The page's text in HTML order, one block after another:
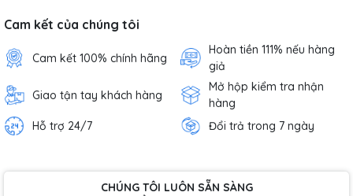
Cam kết của chúng tôi
Cam kết 100% chính hãng
Hoàn tiền 111% nếu hàng
giả
Giao tận tay khách hàng
Mở hộp kiểm tra nhận
hàng
Hỗ trợ 24/7
Đổi trả trong 7 ngày
CHÚNG TÔI LUÔN SẴN SÀNG